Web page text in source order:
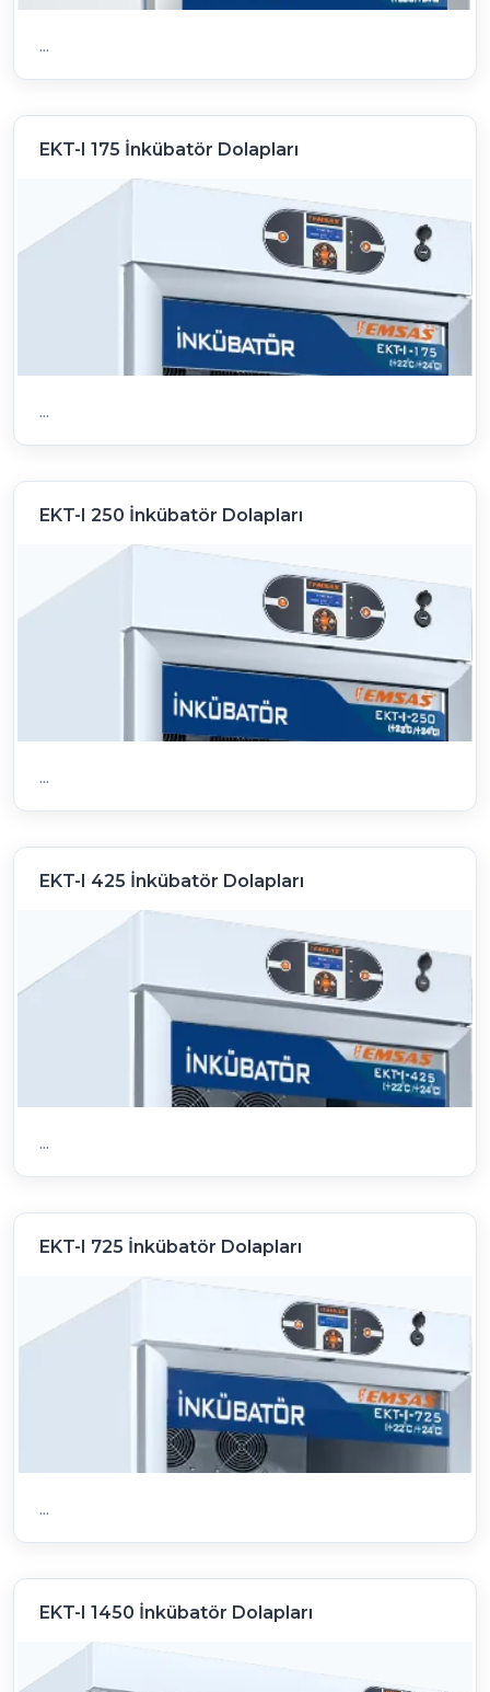
...
EKT-I 175 İnkübatör Dolapları
...
EKT-I 250 İnkübatör Dolapları
...
EKT-I 425 İnkübatör Dolapları
...
EKT-I 725 İnkübatör Dolapları
...
EKT-I 1450 İnkübatör Dolapları